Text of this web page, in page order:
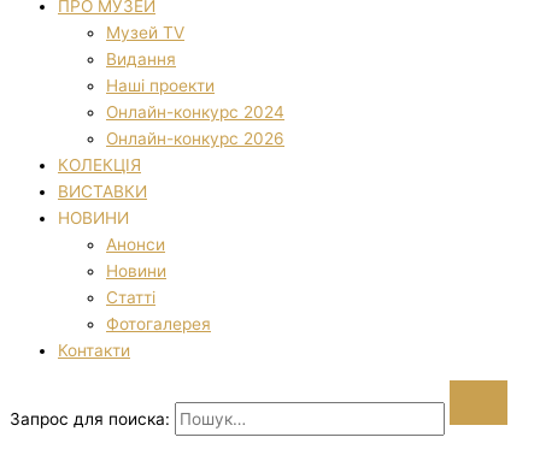
ПРО МУЗЕЙ
Музей TV
Видання
Наші проекти
Онлайн-конкурс 2024
Онлайн-конкурс 2026
КОЛЕКЦІЯ
ВИСТАВКИ
НОВИНИ
Анонси
Новини
Статті
Фотогалерея
Контакти
Запрос для поиска: